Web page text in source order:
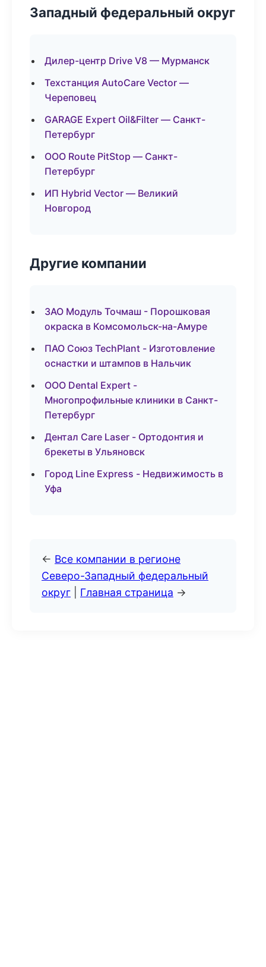
Западный федеральный округ
Дилер-центр Drive V8 — Мурманск
Техстанция AutoCare Vector —
Череповец
GARAGE Expert Oil&Filter — Санкт-
Петербург
ООО Route PitStop — Санкт-
Петербург
ИП Hybrid Vector — Великий
Новгород
Другие компании
ЗАО Модуль Точмаш - Порошковая
окраска в Комсомольск-на-Амуре
ПАО Союз TechPlant - Изготовление
оснастки и штампов в Нальчик
ООО Dental Expert -
Многопрофильные клиники в Санкт-
Петербург
Дентал Care Laser - Ортодонтия и
брекеты в Ульяновск
Город Line Express - Недвижимость в
Уфа
← Все компании в регионе
Северо-Западный федеральный
округ
Главная страница →